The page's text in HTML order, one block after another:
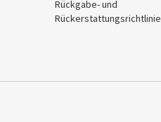
Rückgabe- und
Rückerstattungsrichtlinie